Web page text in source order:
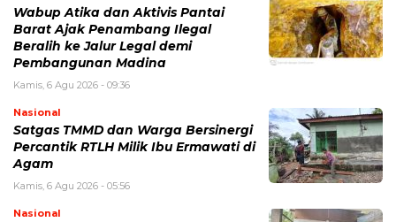
Wabup Atika dan Aktivis Pantai
Barat Ajak Penambang Ilegal
Beralih ke Jalur Legal demi
Pembangunan Madina
Kamis, 6 Agu 2026 - 09:36
Nasional
Satgas TMMD dan Warga Bersinergi
Percantik RTLH Milik Ibu Ermawati di
Agam
Kamis, 6 Agu 2026 - 05:56
Nasional